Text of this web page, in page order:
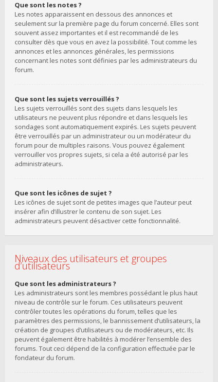
Que sont les notes ?
Les notes apparaissent en dessous des annonces et
seulement sur la première page du forum concerné. Elles sont
souvent assez importantes et il est recommandé de les
consulter dès que vous en avez la possibilité. Tout comme les
annonces et les annonces générales, les permissions
concernant les notes sont définies par les administrateurs du
forum.
Que sont les sujets verrouillés ?
Les sujets verrouillés sont des sujets dans lesquels les
utilisateurs ne peuvent plus répondre et dans lesquels les
sondages sont automatiquement expirés. Les sujets peuvent
être verrouillés par un administrateur ou un modérateur du
forum pour de multiples raisons. Vous pouvez également
verrouiller vos propres sujets, si cela a été autorisé par les
administrateurs.
Que sont les icônes de sujet ?
Les icônes de sujet sont de petites images que l’auteur peut
insérer afin d’illustrer le contenu de son sujet. Les
administrateurs peuvent désactiver cette fonctionnalité.
Niveaux des utilisateurs et groupes
d’utilisateurs
Que sont les administrateurs ?
Les administrateurs sont les membres possédant le plus haut
niveau de contrôle sur le forum. Ces utilisateurs peuvent
contrôler toutes les opérations du forum, telles que les
paramètres des permissions, le bannissement d’utilisateurs, la
création de groupes d’utilisateurs ou de modérateurs, etc. Ils
peuvent également être habilités à modérer l’ensemble des
forums. Tout ceci dépend de la configuration effectuée par le
fondateur du forum.